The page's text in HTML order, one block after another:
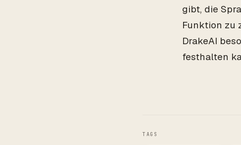
gibt, die
Funktion zu
DrakeAI
festhalten
TAGS